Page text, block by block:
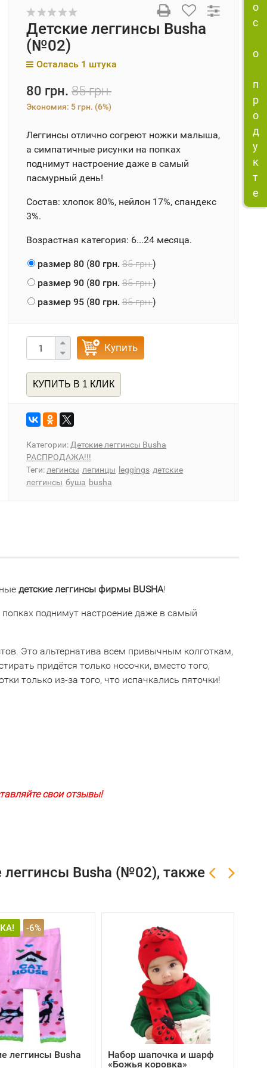
о
с
о
п
р
о
д
у
к
т
е
Детские леггинсы Busha
(№02)
Осталась 1 штука
80 грн. 85 грн.
Экономия: 5 грн. (6%)
Леггинсы отлично согреют ножки малыша,
а симпатичные рисунки на попках
поднимут настроение даже в самый
пасмурный день!
Состав: хлопок 80%, нейлон 17%, спандекс
3%.
Возрастная категория: 6...24 месяца.
размер 80 (80 грн. 85 грн.)
размер 90 (80 грн. 85 грн.)
размер 95 (80 грн. 85 грн.)
Купить
КУПИТЬ В 1 КЛИК
Категории: Детские леггинсы Busha
РАСПРОДАЖА!!!
Теги: легинсы легинцы leggings детские
леггинсы буша busha
детские леггинсы фирмы BUSHA!
поднимут настроение даже в самый
Это альтернатива всем привычным колготкам,
придётся только носочки, вместо того,
только из-за того, что испачкались пяточки!
свои отзывы!
Busha (№02), также
-6%
леггинсы Busha
Набор шапочка и шарф
«Божья коровка»